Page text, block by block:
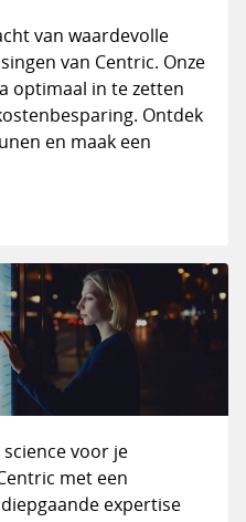
van waardevolle
van Centric. Onze
optimaal in te zetten
Ontdek
en maak een
voor je
met een
expertise